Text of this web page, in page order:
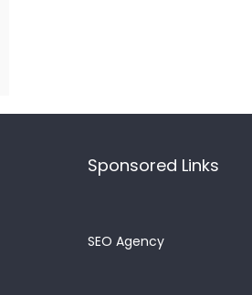
Sponsored Links
SEO Agency